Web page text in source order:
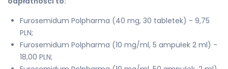
Furosemidum Polpharma (40 mg, 30 tabletek) - 9,75
PLN;
Furosemidum Polpharma (10 mg/ml, 5 ampułek 2 ml) -
18,00 PLN;